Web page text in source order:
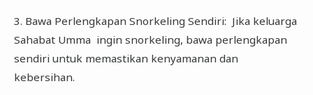
3. Bawa Perlengkapan Snorkeling Sendiri: Jika keluarga
Sahabat Umma ingin snorkeling, bawa perlengkapan
sendiri untuk memastikan kenyamanan dan
kebersihan.